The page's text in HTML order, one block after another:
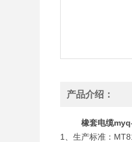
产品介绍：
橡套电缆
1、生产标准：